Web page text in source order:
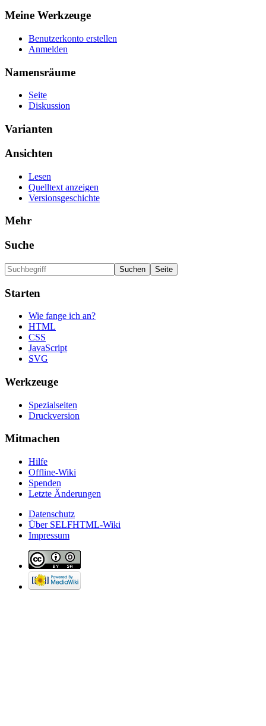
Meine Werkzeuge
Benutzerkonto erstellen
Anmelden
Namensräume
Seite
Diskussion
Varianten
Ansichten
Lesen
Quelltext anzeigen
Versionsgeschichte
Mehr
Suche
Starten
Wie fange ich an?
HTML
CSS
JavaScript
SVG
Werkzeuge
Spezialseiten
Druckversion
Mitmachen
Hilfe
Offline-Wiki
Spenden
Letzte Änderungen
Datenschutz
Über SELFHTML-Wiki
Impressum